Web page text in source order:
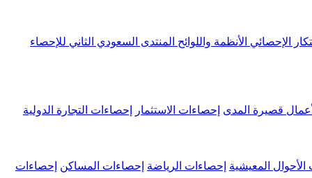
الإحصائي الأنظمة واللوائح المنتدى السعودي الثاني للإحصاء
قصيرة المدى إحصاءات الاستثمار إحصاءات التجارة الدولية
الأحوال المعيشية إحصاءات الرياضة إحصاءات المساكن إحصاءات